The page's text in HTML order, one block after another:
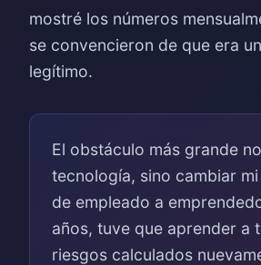
mostré los números
se convencieron de que era
legítimo.
El obstáculo más grande
tecnología, sino cambiar
de empleado a
años, tuve que aprender a
riesgos calculados